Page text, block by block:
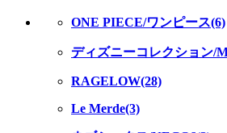
ONE PIECE/ワンピース(6)
ディズニーコレクション/
RAGELOW(28)
Le Merde(3)